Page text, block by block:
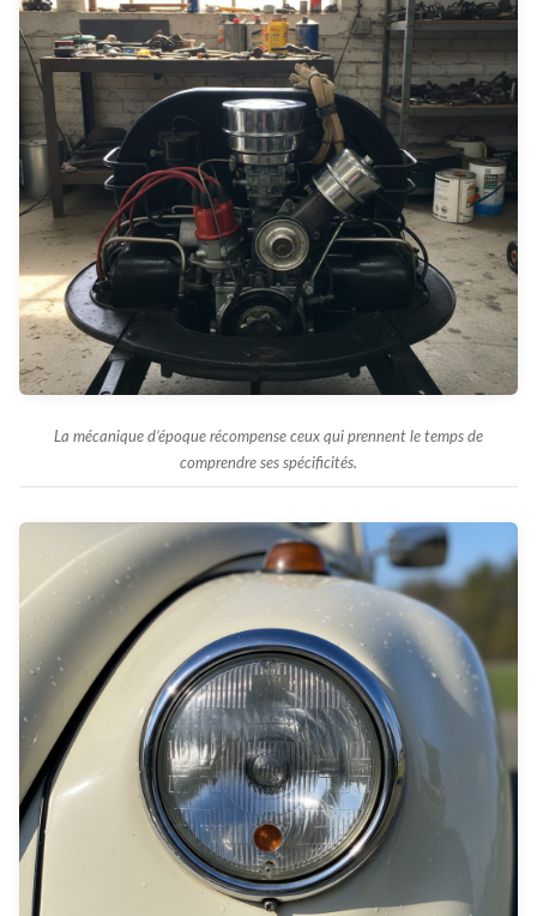
La mécanique d’époque récompense ceux qui prennent le temps de
comprendre ses spécificités.